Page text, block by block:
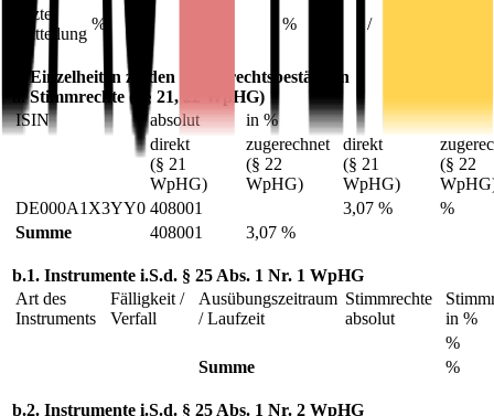
letzte
Mitteilung
% % /
7. Einzelheiten zu den Stimmrechtsbeständen
a. Stimmrechte (§§ 21, 22 WpHG)
ISIN
absolut
in %
direkt
(§ 21
WpHG)
zugerechnet
(§ 22
WpHG)
direkt
(§ 21
WpHG)
(§ 22
DE000A1X3YY0 408001 3,07 %
%
Summe
408001 3,07 %
b.1. Instrumente i.S.d. § 25 Abs. 1 Nr. 1 WpHG
Art des
Instruments
Fälligkeit /
Verfall
Ausübungs­zeitraum
/ Laufzeit
Stimmrechte
absolut
in %
%
Summe
%
b.2. Instrumente i.S.d. § 25 Abs. 1 Nr. 2 WpHG